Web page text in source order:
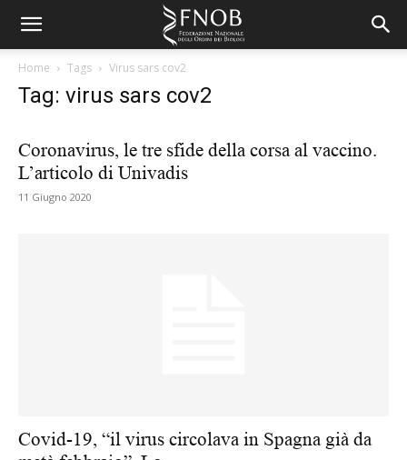
Home Tags Virus sars cov2
Tag: virus sars cov2
Coronavirus, le tre sfide della corsa al vaccino.
L’articolo di Univadis
11 Giugno 2020
Covid-19, “il virus circolava in Spagna già da